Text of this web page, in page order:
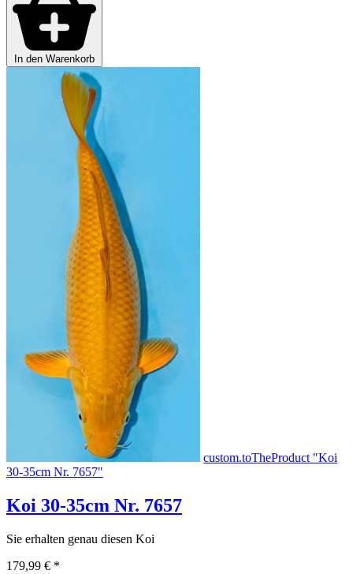
In den Warenkorb
custom.toTheProduct "Koi
30-35cm Nr. 7657"
Koi 30-35cm Nr. 7657
Sie erhalten genau diesen Koi
179,99 € *